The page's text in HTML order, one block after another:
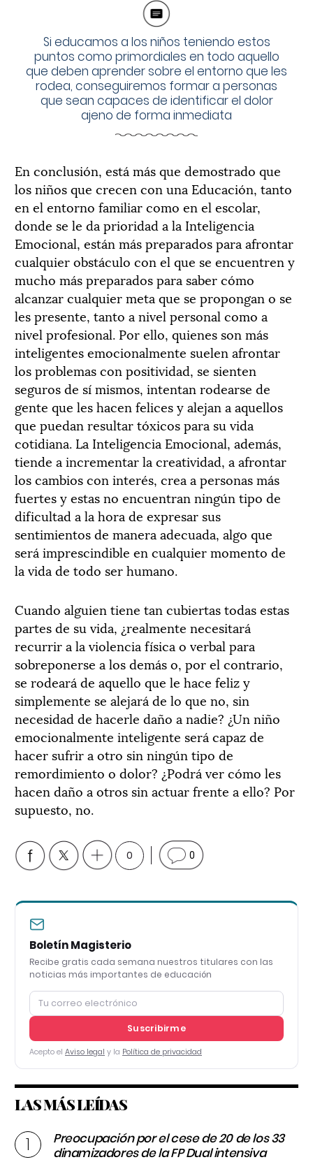
Si educamos a los niños teniendo estos
puntos como primordiales en todo aquello
que deben aprender sobre el entorno que les
rodea, conseguiremos formar a personas
que sean capaces de identificar el dolor
ajeno de forma inmediata
En conclusión, está más que demostrado que
los niños que crecen con una Educación, tanto
en el entorno familiar como en el escolar,
donde se le da prioridad a la Inteligencia
Emocional, están más preparados para afrontar
cualquier obstáculo con el que se encuentren y
mucho más preparados para saber cómo
alcanzar cualquier meta que se propongan o se
les presente, tanto a nivel personal como a
nivel profesional. Por ello, quienes son más
inteligentes emocionalmente suelen afrontar
los problemas con positividad, se sienten
seguros de sí mismos, intentan rodearse de
gente que les hacen felices y alejan a aquellos
que puedan resultar tóxicos para su vida
cotidiana. La Inteligencia Emocional, además,
tiende a incrementar la creatividad, a afrontar
los cambios con interés, crea a personas más
fuertes y estas no encuentran ningún tipo de
dificultad a la hora de expresar sus
sentimientos de manera adecuada, algo que
será imprescindible en cualquier momento de
la vida de todo ser humano.
Cuando alguien tiene tan cubiertas todas estas
partes de su vida, ¿realmente necesitará
recurrir a la violencia física o verbal para
sobreponerse a los demás o, por el contrario,
se rodeará de aquello que le hace feliz y
simplemente se alejará de lo que no, sin
necesidad de hacerle daño a nadie? ¿Un niño
emocionalmente inteligente será capaz de
hacer sufrir a otro sin ningún tipo de
remordimiento o dolor? ¿Podrá ver cómo les
hacen daño a otros sin actuar frente a ello? Por
supuesto, no.
0 0
Boletín Magisterio
Recibe gratis cada semana nuestros titulares con las
noticias más importantes de educación
Suscribirme
Acepto el Aviso legal y la Política de privacidad
LAS MÁS LEÍDAS
Preocupación por el cese de 20 de los 33
dinamizadores de la FP Dual intensiva